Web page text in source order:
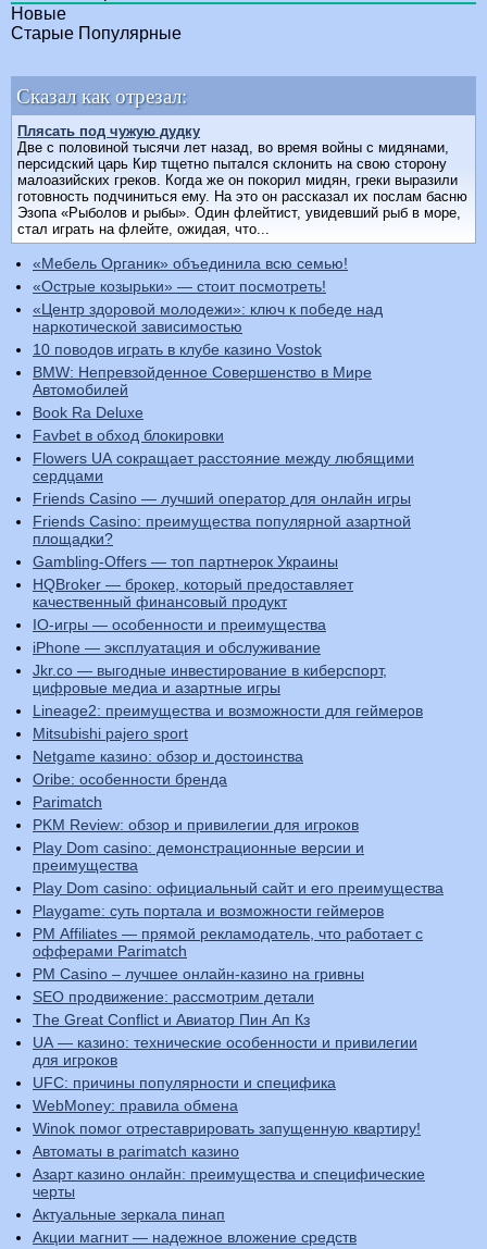
Новые
Старые Популярные
Сказал как отрезал:
Плясать под чужую дудку
Две с половиной тысячи лет назад, во время войны с мидянами,
персидский царь Кир тщетно пытался склонить на свою сторону
малоазийских греков. Когда же он покорил мидян, греки выразили
готовность подчиниться ему. На это он рассказал их послам басню
Эзопа «Рыболов и рыбы». Один флейтист, увидевший рыб в море,
стал играть на флейте, ожидая, что...
«Мебель Органик» объединила всю семью!
«Острые козырьки» — стоит посмотреть!
«Центр здоровой молодежи»: ключ к победе над
наркотической зависимостью
10 поводов играть в клубе казино Vostok
BMW: Непревзойденное Совершенство в Мире
Автомобилей
Book Ra Deluxe
Favbet в обход блокировки
Flowers UA сокращает расстояние между любящими
сердцами
Friends Casino — лучший оператор для онлайн игры
Friends Casino: преимущества популярной азартной
площадки?
Gambling-Offers — топ партнерок Украины
HQBroker — брокер, который предоставляет
качественный финансовый продукт
IO-игры — особенности и преимущества
iPhone — эксплуатация и обслуживание
Jkr.co — выгодные инвестирование в киберспорт,
цифровые медиа и азартные игры
Lineage2: преимущества и возможности для геймеров
Mitsubishi pajero sport
Netgame казино: обзор и достоинства
Oribe: особенности бренда
Parimatch
PKM Review: обзор и привилегии для игроков
Play Dom casino: демонстрационные версии и
преимущества
Play Dom casino: официальный сайт и его преимущества
Playgame: суть портала и возможности геймеров
PM Affiliates — прямой рекламодатель, что работает с
офферами Parimatch
PM Casino – лучшее онлайн-казино на гривны
SEO продвижение: рассмотрим детали
The Great Conflict и Авиатор Пин Ап Кз
UA — казино: технические особенности и привилегии
для игроков
UFC: причины популярности и специфика
WebMoney: правила обмена
Winok помог отреставрировать запущенную квартиру!
Автоматы в parimatch казино
Азарт казино онлайн: преимущества и специфические
черты
Актуальные зеркала пинап
Акции магнит — надежное вложение средств